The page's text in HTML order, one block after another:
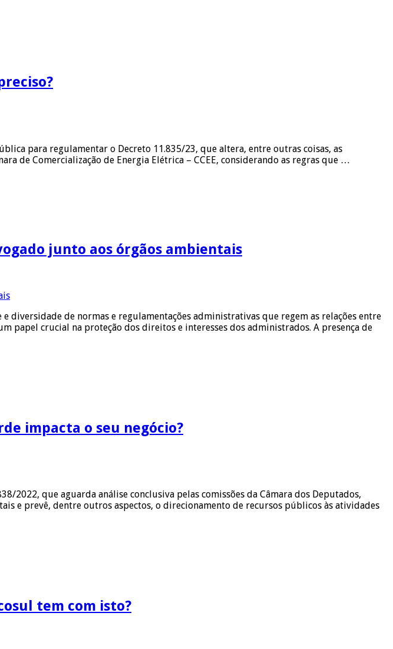
para regulamentar o Decreto 11.835/23, que altera, entre outras coisas, as
de Comercialização de Energia Elétrica – CCEE, considerando as regras que …
junto aos órgãos ambientais
diversidade de normas e regulamentações administrativas que regem as relações entre
papel crucial na proteção dos direitos e interesses dos administrados. A presença de
impacta o seu negócio?
2022, que aguarda análise conclusiva pelas comissões da Câmara dos Deputados,
e prevê, dentre outros aspectos, o direcionamento de recursos públicos às atividades
tem com isto?